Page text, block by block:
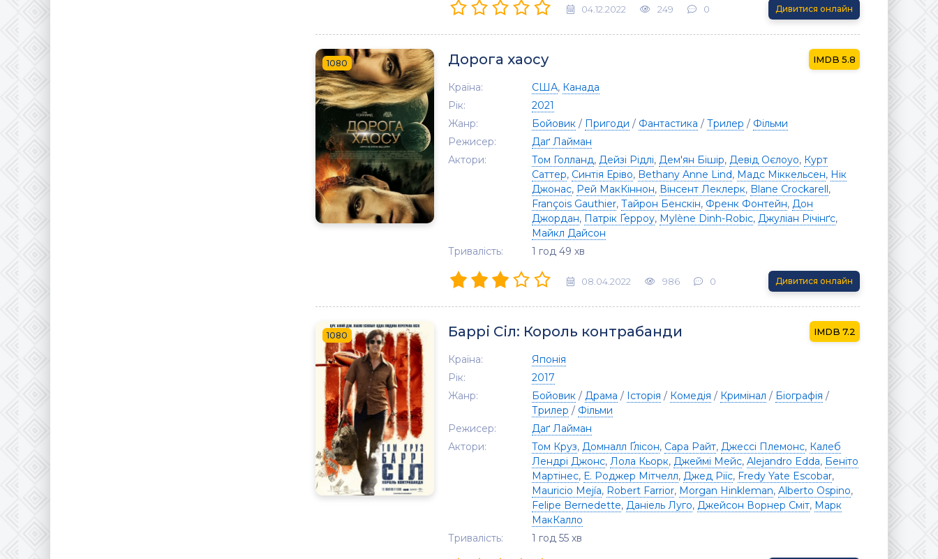
04.12.2022 249 0 Дивитися онлайн
1080 Дорога хаосу 5.8
Країна: США, Канада
Рік:
2021
Жанр:
Бойовик / Пригоди / Фантастика / Трилер / Фільми
Режисер:
Даґ Лайман
Актори:
Том Голланд, Дейзі Рідлі, Дем'ян Бішір, Девід Оєлоуо, Курт
Саттер, Синтія Еріво, Bethany Anne Lind, Мадс Міккельсен, Нік
Джонас, Рей МакКіннон, Вінсент Леклерк, Blane Crockarell,
François Gauthier, Тайрон Бенскін, Френк Фонтейн, Дон
Джордан, Патрік Ґерроу, Mylène Dinh-Robic, Джуліан Річінґс,
Майкл Дайсон
Тривалість:
1 год 49 хв
08.04.2022 986 0 Дивитися онлайн
1080 Баррі Сіл: Король контрабанди 7.2
Країна:
Японія
Рік:
2017
Жанр:
Бойовик / Драма / Історія / Комедія / Кримінал / Біографія /
Трилер / Фільми
Режисер:
Даґ Лайман
Актори:
Том Круз, Домналл Ґлісон, Сара Райт, Джессі Племонс, Калеб
Лендрі Джонс, Лола Кьорк, Джеймі Мейс, Alejandro Edda, Беніто
Мартінес, Е. Роджер Мітчелл, Джед Ріїс, Fredy Yate Escobar,
Mauricio Mejía, Robert Farrior, Morgan Hinkleman, Alberto Ospino,
Felipe Bernedette, Даніель Луго, Джейсон Ворнер Сміт, Марк
МакКалло
Тривалість:
1 год 55 хв